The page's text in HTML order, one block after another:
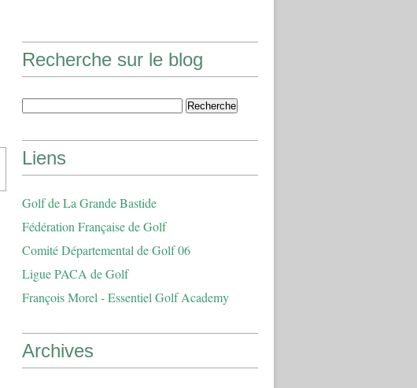
Recherche sur le blog
Liens
Golf de La Grande Bastide
Fédération Française de Golf
Comité Départemental de Golf 06
Ligue PACA de Golf
François Morel - Essentiel Golf Academy
Archives